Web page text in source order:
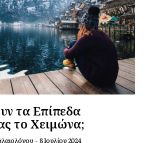
τα Επίπεδα
το Χειμώνα;
- 8 Ιουλίου 2024